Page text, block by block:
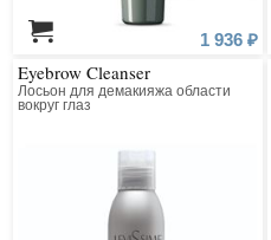
1 936 ₽
Eyebrow Cleanser
Лосьон для демакияжа области
вокруг глаз